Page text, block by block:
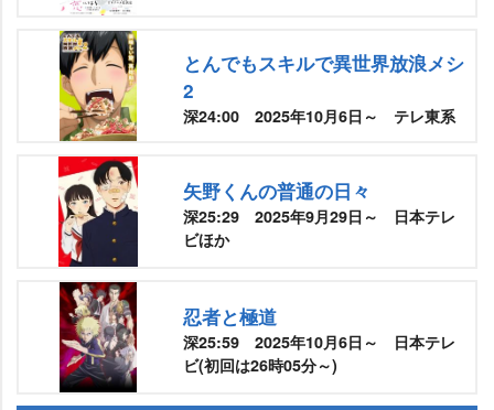
とんでもスキルで異世界放浪メシ
2
深24:00 2025年10月6日～ テレ東系
矢野くんの普通の日々
深25:29 2025年9月29日～ 日本テレ
ビほか
忍者と極道
深25:59 2025年10月6日～ 日本テレ
ビ(初回は26時05分～)